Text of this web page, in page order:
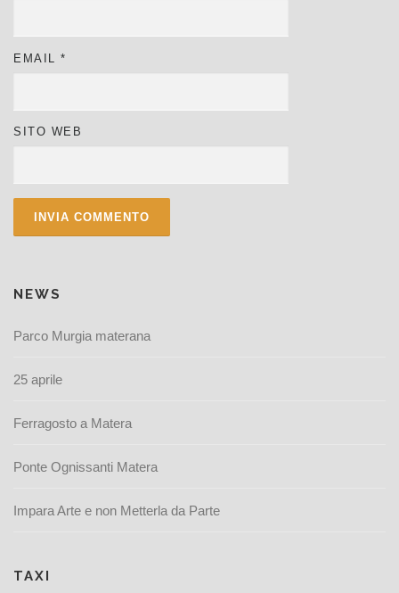
EMAIL *
SITO WEB
NEWS
Parco Murgia materana
25 aprile
Ferragosto a Matera
Ponte Ognissanti Matera
Impara Arte e non Metterla da Parte
TAXI